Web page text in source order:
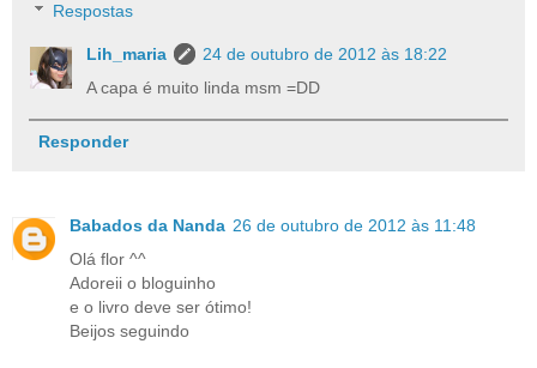
Respostas
Lih_maria
24 de outubro de 2012 às 18:22
A capa é muito linda msm =DD
Responder
Babados da Nanda 26 de outubro de 2012 às 11:48
Olá flor ^^
Adoreii o bloguinho
e o livro deve ser ótimo!
Beijos seguindo